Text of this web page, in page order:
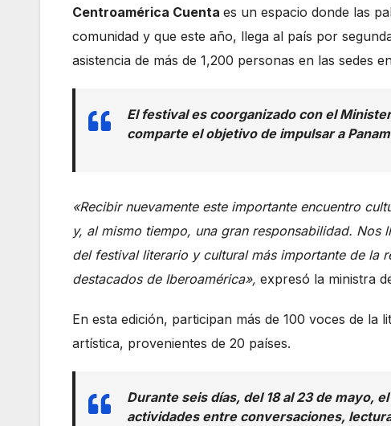
Centroamérica Cuenta es un espacio donde las
comunidad y que este año, llega al país por
asistencia de más de 1,200 personas en las sedes
El festival es coorganizado con el
comparte el objetivo de impulsar a
«Recibir nuevamente este importante encuentro
y, al mismo tiempo, una gran responsabilidad. Nos
del festival literario y cultural más importante de la
destacados de Iberoamérica», expresó la ministra
En esta edición, participan más de 100 voces de
artística, provenientes de 20 países.
Durante seis días, del 18 al 23 de mayo,
actividades entre conversaciones,